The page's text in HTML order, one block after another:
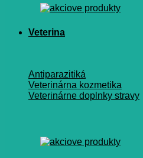
Veterina
Antiparazitiká
Veterinárna kozmetika
Veterinárne doplnky stravy